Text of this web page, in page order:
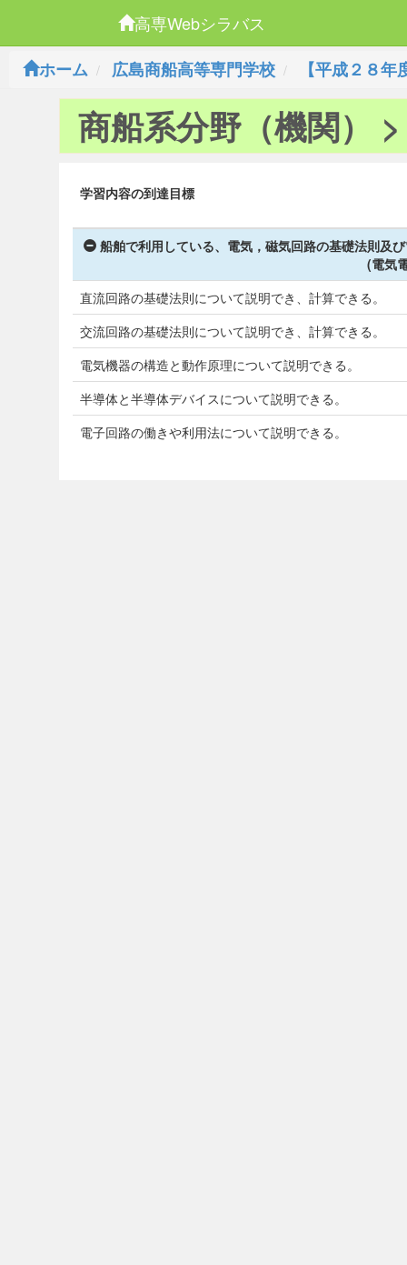
高専Webシラバス
ホーム
広島商船高等専門学校 【平成２８
商船系分野（機関）
学習内容の到達目標
船舶で利用している、電気，磁気回路の基礎法則及
(電気
直流回路の基礎法則について説明でき、計算できる。
交流回路の基礎法則について説明でき、計算できる。
電気機器の構造と動作原理について説明できる。
半導体と半導体デバイスについて説明できる。
電子回路の働きや利用法について説明できる。